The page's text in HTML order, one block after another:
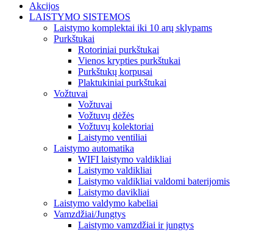
Akcijos
LAISTYMO SISTEMOS
Laistymo komplektai iki 10 arų sklypams
Purkštukai
Rotoriniai purkštukai
Vienos krypties purkštukai
Purkštukų korpusai
Plaktukiniai purkštukai
Vožtuvai
Vožtuvai
Vožtuvų dėžės
Vožtuvų kolektoriai
Laistymo ventiliai
Laistymo automatika
WIFI laistymo valdikliai
Laistymo valdikliai
Laistymo valdikliai valdomi baterijomis
Laistymo davikliai
Laistymo valdymo kabeliai
Vamzdžiai/Jungtys
Laistymo vamzdžiai ir jungtys